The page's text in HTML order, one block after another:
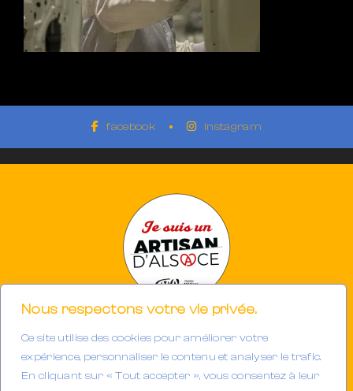
Nous respectons votre vie privée.
Ce site utilise des cookies pour améliorer votre
expérience, personnaliser le contenu et analyser le trafic.
En cliquant sur « Tout accepter », vous consentez à leur
facebook instagram
Photographe à Mulhouse-Riedisheim (68)
SIRET 894933191/00013
Tél. : 06.32.63.34.98